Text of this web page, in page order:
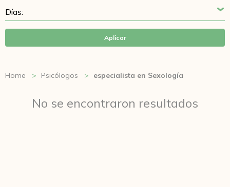
Aplicar
Home Psicólogos especialista en Sexología
No se encontraron resultados